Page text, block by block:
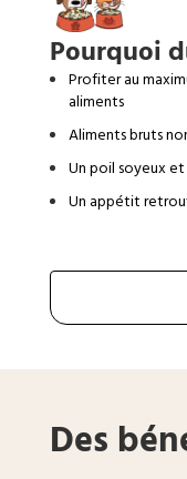
Pourquoi
Profiter au
aliments
Aliments bruts
Un poil soyeux
Un appétit
Des